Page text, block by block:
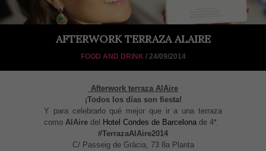
AFTERWORK TERRAZA ALAIRE
FOOD AND DRINK / 24/09/2014
Afterwork terraza AlAire
¡Todos los días son fiesta!
Y para celebrarlo qué mejor que ir a una terraza
como AlAire del Hotel Condes de Barcelona de 4*.
#TerrazaAlAire2014
C/ Passeig de Gràcia, 73 8a Planta